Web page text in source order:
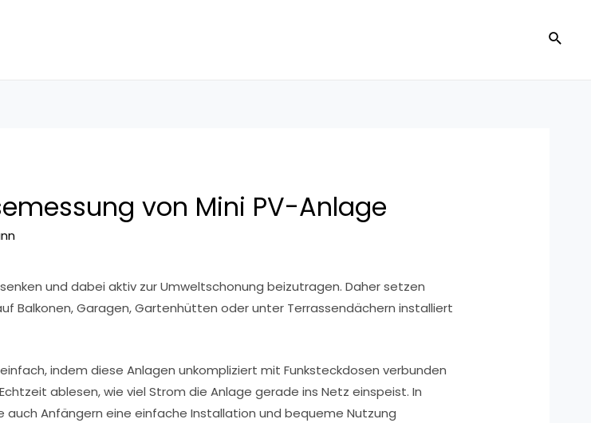
von Mini PV-Anlage
und dabei aktiv zur Umweltschonung beizutragen. Daher setzen
Balkonen, Garagen, Gartenhütten oder unter Terrassendächern installiert
indem diese Anlagen unkompliziert mit Funksteckdosen verbunden
ablesen, wie viel Strom die Anlage gerade ins Netz einspeist. In
Anfängern eine einfache Installation und bequeme Nutzung